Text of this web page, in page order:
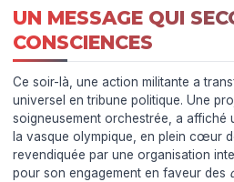
UN MESSAGE QUI
CONSCIENCES
Ce soir-là, une action militante a
universel en tribune politique. Une
soigneusement orchestrée, a affiché
la vasque olympique, en plein cœur
revendiquée par une organisation
pour son engagement en faveur des